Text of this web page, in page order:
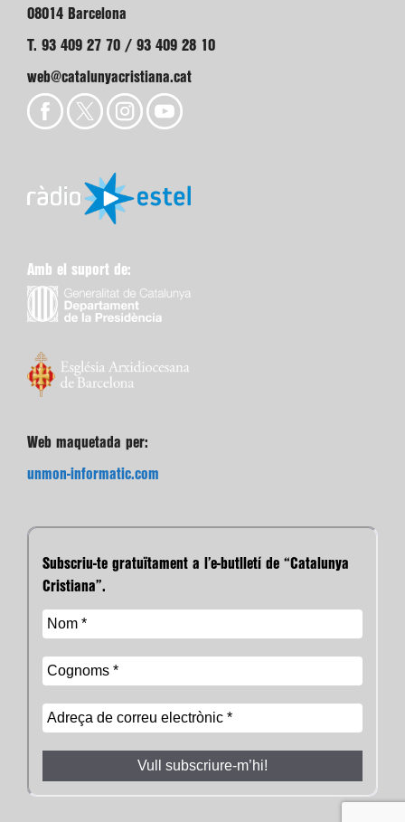
08014 Barcelona
T. 93 409 27 70 / 93 409 28 10
web@catalunyacristiana.cat
Amb el suport de:
Web maquetada per:
unmon-informatic.com
Subscriu-te gratuïtament a l’e-butlletí de “Catalunya
Cristiana”.